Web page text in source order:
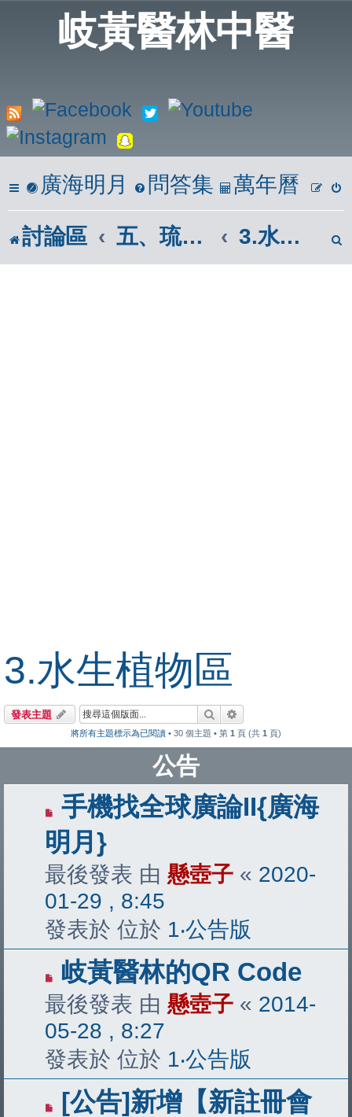
岐黃醫林中醫
廣海明月 問答集 萬年曆
討論區 五、琉璃仙境 3.水生植物區
3.水生植物區
發表主題 搜尋
將所有主題標示為已閱讀 • 30 個主題 • 第 1 頁 (共 1 頁)
公告
手機找全球廣論II{廣海
明月}
最後發表 由 懸壺子 « 2020-
01-29 , 8:45
發表於 位於 1‧公告版
岐黃醫林的QR Code
最後發表 由 懸壺子 « 2014-
05-28 , 8:27
發表於 位於 1‧公告版
[公告]新增【新註冊會